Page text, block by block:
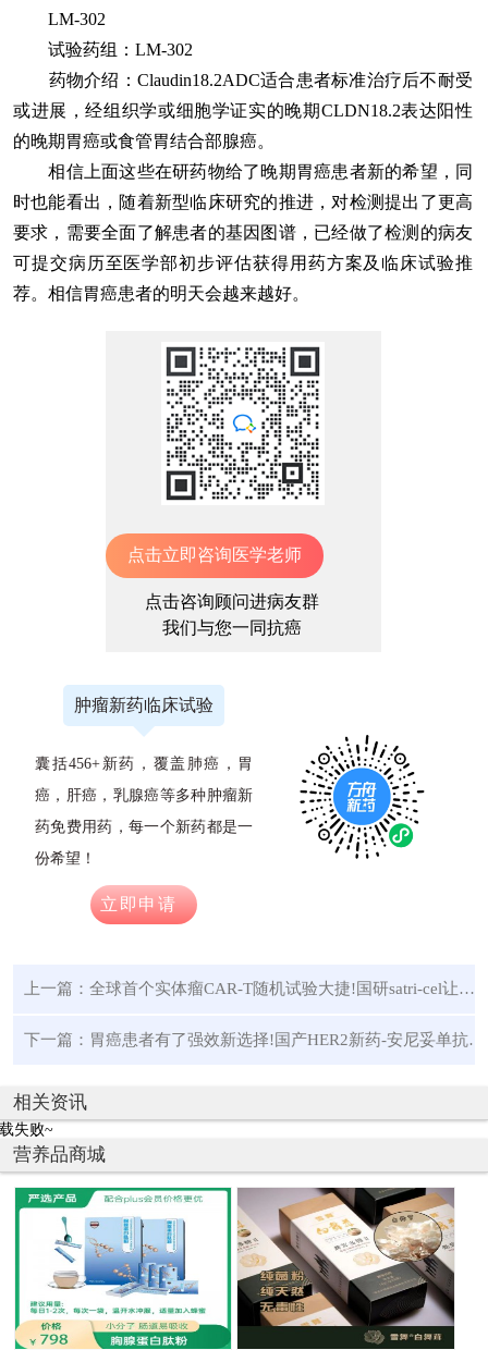
LM-302
试验药组：LM-302
药物介绍：Claudin18.2ADC适合患者标准治疗后不耐受
或进展，经组织学或细胞学证实的晚期CLDN18.2表达阳性
的晚期胃癌或食管胃结合部腺癌。
相信上面这些在研药物给了晚期胃癌患者新的希望，同
时也能看出，随着新型临床研究的推进，对检测提出了更高
要求，需要全面了解患者的基因图谱，已经做了检测的病友
可提交病历至医学部初步评估获得用药方案及临床试验推
荐。相信胃癌患者的明天会越来越好。
点击立即咨询医学老师
点击咨询顾问进病友群
我们与您一同抗癌
肿瘤新药临床试验
囊括456+新药，覆盖肺癌，胃
癌，肝癌，乳腺癌等多种肿瘤新
药免费用药，每一个新药都是一
份希望！
立即申请
上一篇： 全球首个实体瘤CAR-T随机试验大捷!国研satri-cel让胃癌生存期延长40%
下一篇： 胃癌患者有了强效新选择!国产HER2新药-安尼妥单抗拟纳入优先审评,疾病控制率超 80%
相关资讯
失败~
营养品商城